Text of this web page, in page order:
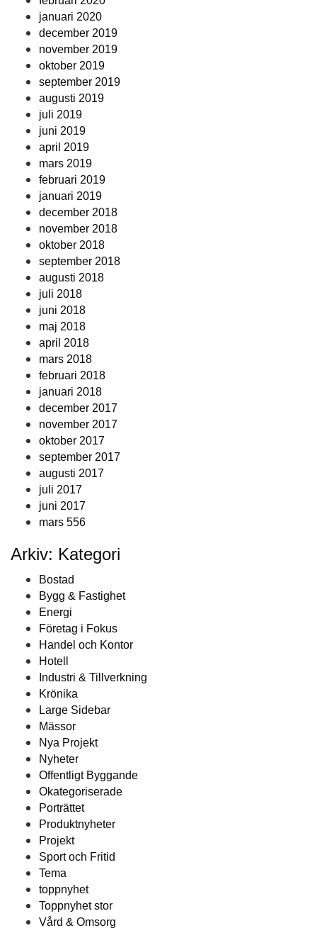
januari 2020
december 2019
november 2019
oktober 2019
september 2019
augusti 2019
juli 2019
juni 2019
april 2019
mars 2019
februari 2019
januari 2019
december 2018
november 2018
oktober 2018
september 2018
augusti 2018
juli 2018
juni 2018
maj 2018
april 2018
mars 2018
februari 2018
januari 2018
december 2017
november 2017
oktober 2017
september 2017
augusti 2017
juli 2017
juni 2017
mars 556
Arkiv: Kategori
Bostad
Bygg & Fastighet
Energi
Företag i Fokus
Handel och Kontor
Hotell
Industri & Tillverkning
Krönika
Large Sidebar
Mässor
Nya Projekt
Nyheter
Offentligt Byggande
Okategoriserade
Porträttet
Produktnyheter
Projekt
Sport och Fritid
Tema
toppnyhet
Toppnyhet stor
Vård & Omsorg